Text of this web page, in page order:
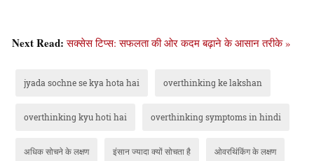
Next Read:सक्सेस टिप्स: सफलता की ओर कदम बढ़ाने के आसान तरीके »
jyada sochne se kya hota hai overthinking ke lakshan
overthinking kyu hoti hai overthinking symptoms in hindi
अधिक सोचने के लक्षण इंसान ज्यादा क्यों सोचता है ओवरथिंकिंग के लक्षण